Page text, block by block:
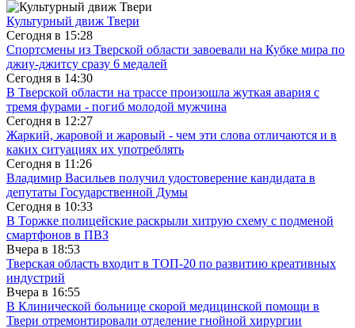
Культурный движ Твери
Сегодня в 15:28
Спортсмены из Тверской области завоевали на Кубке мира по
джиу-джитсу сразу 6 медалей
Сегодня в 14:30
В Тверской области на трассе произошла жуткая авария с
тремя фурами - погиб молодой мужчина
Сегодня в 12:27
Жаркий, жаровой и жаровый - чем эти слова отличаются и в
каких ситуациях их употреблять
Сегодня в 11:26
Владимир Васильев получил удостоверение кандидата в
депутаты Государственной Думы
Сегодня в 10:33
В Торжке полицейские раскрыли хитрую схему с подменой
смартфонов в ПВЗ
Вчера в 18:53
Тверская область входит в ТОП-20 по развитию креативных
индустрий
Вчера в 16:55
В Клинической больнице скорой медицинской помощи в
Твери отремонтировали отделение гнойной хирургии